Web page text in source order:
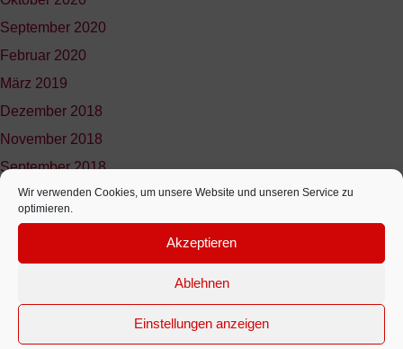
Wir verwenden Cookies, um unsere Website und unseren Service zu
optimieren.
Akzeptieren
Ablehnen
Einstellungen anzeigen
September 2020
Februar 2020
März 2019
Dezember 2018
November 2018
September 2018
Mai 2018
April 2018
Juni 2017